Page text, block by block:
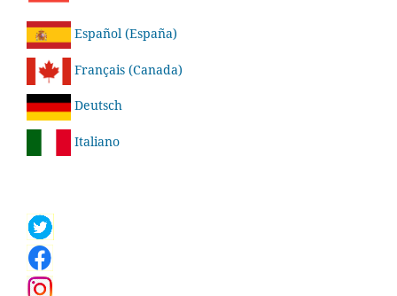
Español (España)
Français (Canada)
Deutsch
Italiano